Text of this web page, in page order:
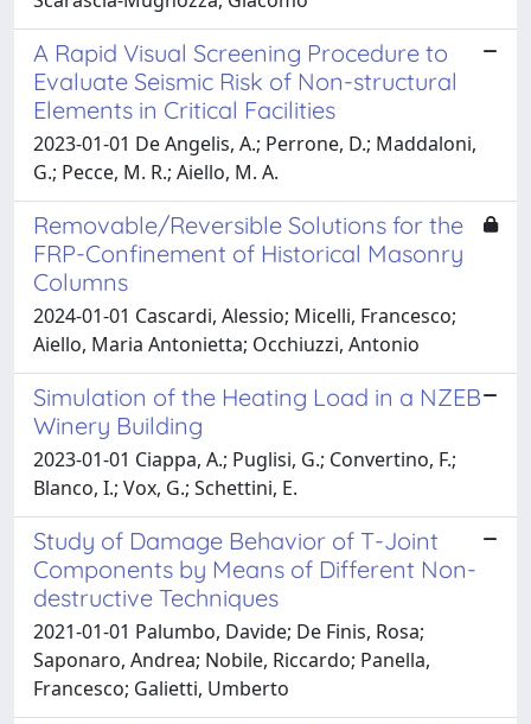
A Rapid Visual Screening Procedure to
Evaluate Seismic Risk of Non-structural
Elements in Critical Facilities
2023-01-01 De Angelis, A.; Perrone, D.; Maddaloni,
G.; Pecce, M. R.; Aiello, M. A.
Removable/Reversible Solutions for the
FRP-Confinement of Historical Masonry
Columns
2024-01-01 Cascardi, Alessio; Micelli, Francesco;
Aiello, Maria Antonietta; Occhiuzzi, Antonio
Simulation of the Heating Load in a NZEB
Winery Building
2023-01-01 Ciappa, A.; Puglisi, G.; Convertino, F.;
Blanco, I.; Vox, G.; Schettini, E.
Study of Damage Behavior of T-Joint
Components by Means of Different Non-
destructive Techniques
2021-01-01 Palumbo, Davide; De Finis, Rosa;
Saponaro, Andrea; Nobile, Riccardo; Panella,
Francesco; Galietti, Umberto